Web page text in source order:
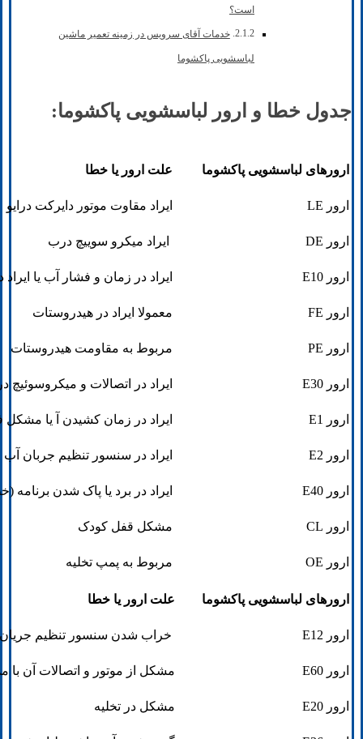
است؟
خدمات آقای سرویس در زمینه تعمیر ماشین
لباسشویی پاکشوما
جدول خطا و ارور لباسشویی پاکشوما:
ارورهای لباسشویی پاکشوما علت ارور یا خطا
ارور LE ایراد مقاوت موتور دایرکت درایو
ارور DE ایراد میکرو سوییچ درب
ارور E10 ایراد در زمان و فشار آب یا
ارور FE معمولا ایراد در هیدروستات
ارور PE مربوط به مقاومت هیدروستات
ارور E30 ایراد در اتصالات و میکروسوئیچ
ارور E1 ایراد در زمان کشیدن آ یا مشکل
ارور E2 ایراد در سنسور تنظیم جربان آب
ارور E40 ایراد در برد یا پاک شدن برنامه
ارور CL مشکل قفل کودک
ارور OE مربوط به پمپ تخلیه
ارورهای لباسشویی پاکشوما علت ارور یا خطا
ارور E12 خراب شدن سنسور تنظیم
ارور E60 مشکل از موتور و اتصالات آن با
ارور E20 مشکل در تخلیه